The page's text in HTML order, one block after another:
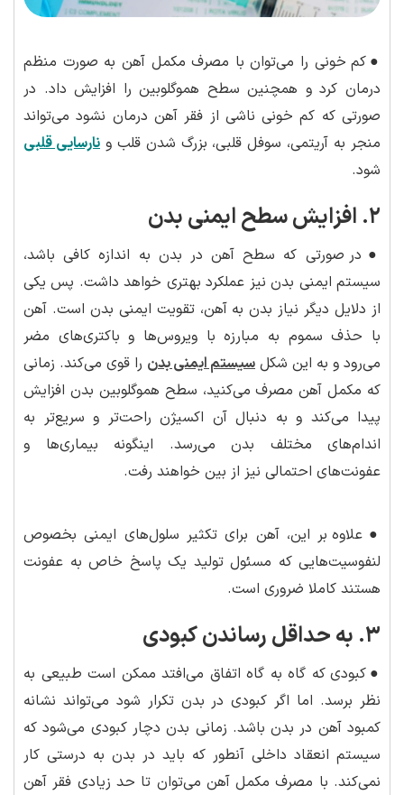
●کم خونی را می‌توان با مصرف مکمل آهن به صورت منظم
درمان کرد و همچنین سطح هموگلوبین را افزایش داد. در
صورتی که کم خونی ناشی از فقر آهن درمان نشود می‌تواند
منجر به آریتمی، سوفل قلبی، بزرگ شدن قلب ونارسایی قلبی
شود.
۲. افزایش سطح ایمنی بدن
● در صورتی که سطح آهن در بدن به اندازه کافی باشد،
سیستم ایمنی بدن نیز عملکرد بهتری خواهد داشت. پس یکی
از دلایل دیگر نیاز بدن به آهن، تقویت ایمنی بدن است. آهن
با حذف سموم به مبارزه با ویروس‌ها و باکتری‌های مضر
می‌رود و به این شکل سیستم ایمنی بدن را قوی می‌کند. زمانی
که مکمل آهن مصرف می‌کنید، سطح هموگلوبین بدن افزایش
پیدا می‌کند و به دنبال آن اکسیژن راحت‌تر و سریع‌تر به
اندام‌های مختلف بدن می‌رسد. اینگونه بیماری‌ها و
عفونت‌های احتمالی نیز از بین خواهند رفت.
● علاوه بر این، آهن برای تکثیر سلول‌های ایمنی بخصوص
لنفوسیت‌هایی که مسئول تولید یک پاسخ خاص به عفونت
هستند کاملا ضروری است.
۳. به حداقل رساندن کبودی
●کبودی که گاه به گاه اتفاق می‌افتد ممکن است طبیعی به
نظر برسد. اما اگر کبودی در بدن تکرار شود می‌تواند نشانه
کمبود آهن در بدن باشد. زمانی بدن دچار کبودی می‌شود که
سیستم انعقاد داخلی آنطور که باید در بدن به درستی کار
نمی‌کند. با مصرف مکمل آهن می‌توان تا حد زیادی فقر آهن